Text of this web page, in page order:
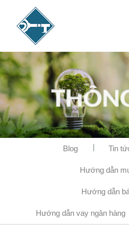
Blog Tin
Hướng dẫn
Hướng dẫn
Hướng dẫn vay ngân hàng